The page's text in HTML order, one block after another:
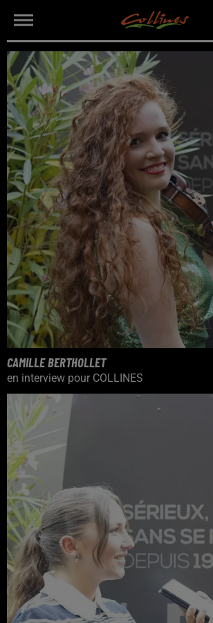
CAMILLE BERTHOLLET
en interview pour COLLINES